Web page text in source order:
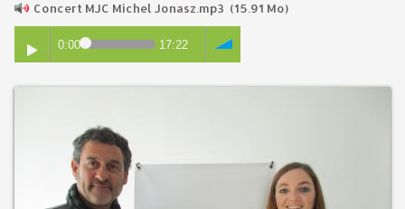
Concert MJC Michel Jonasz.mp3 (15.91 Mo)
0:00 17:22